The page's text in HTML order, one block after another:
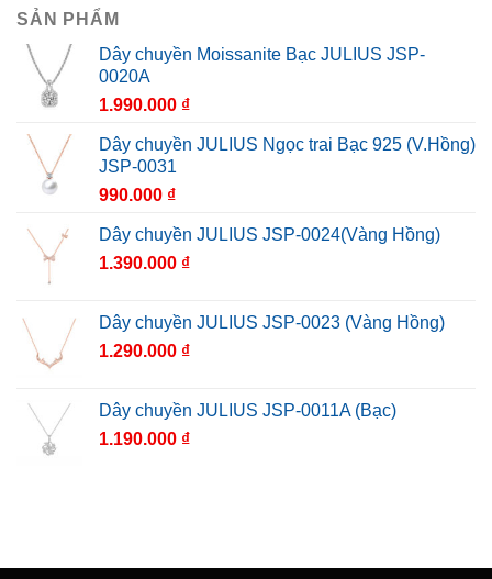
SẢN PHẨM
Dây chuyền Moissanite Bạc JULIUS JSP-
0020A
1.990.000 ₫
Dây chuyền JULIUS Ngọc trai Bạc 925 (V.Hồng)
JSP-0031
990.000 ₫
Dây chuyền JULIUS JSP-0024(Vàng Hồng)
1.390.000 ₫
Dây chuyền JULIUS JSP-0023 (Vàng Hồng)
1.290.000 ₫
Dây chuyền JULIUS JSP-0011A (Bạc)
1.190.000 ₫